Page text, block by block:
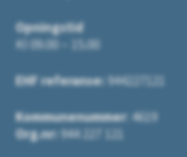
Opningstid
Kl 09.00 – 15.00
EHF referanse: 944227121
Kommunenummer: 4619
Org.nr: 944 227 121